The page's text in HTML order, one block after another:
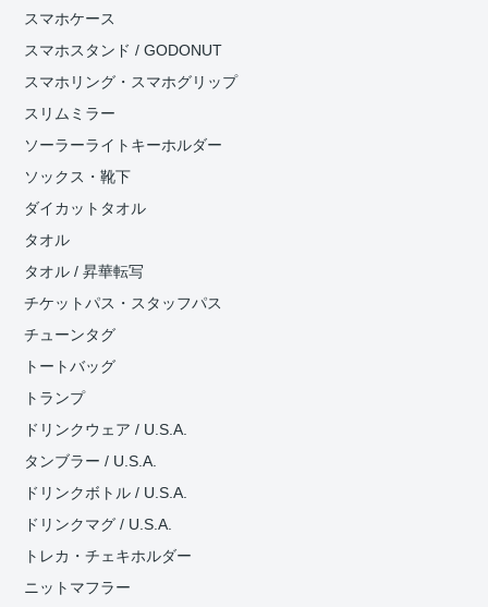
スマホケース
スマホスタンド / GODONUT
スマホリング・スマホグリップ
スリムミラー
ソーラーライトキーホルダー
ソックス・靴下
ダイカットタオル
タオル
タオル / 昇華転写
チケットパス・スタッフパス
チューンタグ
トートバッグ
トランプ
ドリンクウェア / U.S.A.
タンブラー / U.S.A.
ドリンクボトル / U.S.A.
ドリンクマグ / U.S.A.
トレカ・チェキホルダー
ニットマフラー